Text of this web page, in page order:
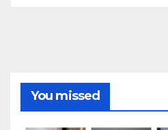
You missed